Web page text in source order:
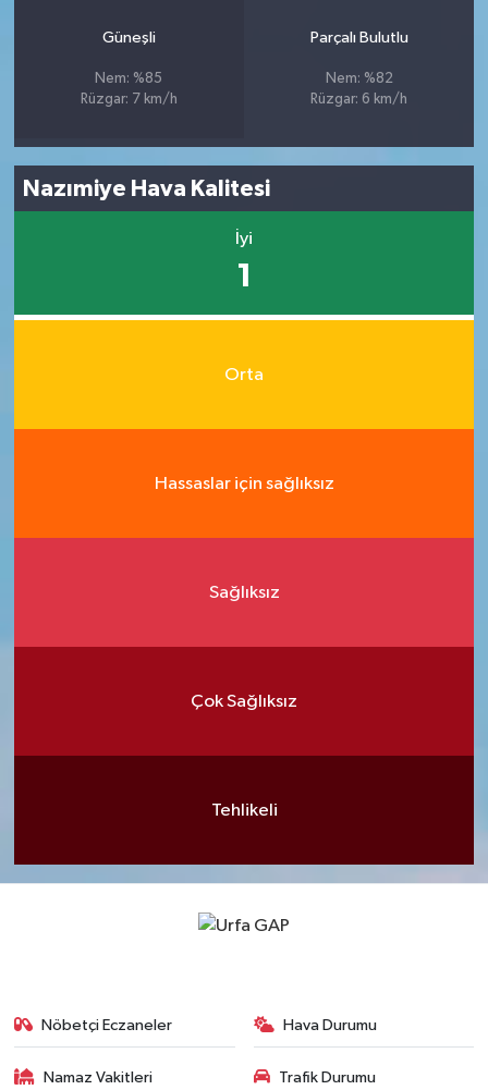
Güneşli
Nem: %85
Rüzgar: 7 km/h
Parçalı Bulutlu
Nem: %82
Rüzgar: 6 km/h
Nazımiye Hava Kalitesi
İyi
1
Orta
Hassaslar için sağlıksız
Sağlıksız
Çok Sağlıksız
Tehlikeli
Nöbetçi Eczaneler Hava Durumu
Namaz Vakitleri Trafik Durumu